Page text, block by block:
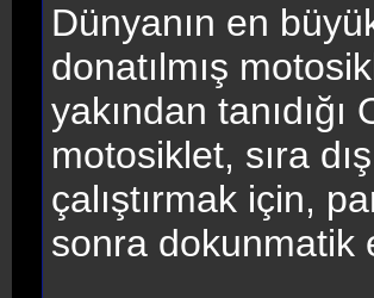
Dünyanın en
donatılmış
yakından
motosiklet, sıra
çalıştırmak için,
sonra dokunmatik